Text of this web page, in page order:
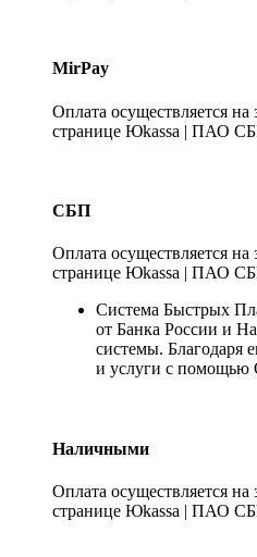
MirPay
Оплата осуществляется
странице Юkassa | ПАО
СБП
Оплата осуществляется
странице Юkassa | ПАО
Система Быстрых
от Банка России и
системы. Благодаря
и услуги с помощью
Наличными
Оплата осуществляется
странице Юkassa | ПАО